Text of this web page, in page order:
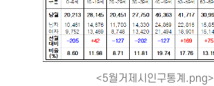
<5월거제시인구통계.png>